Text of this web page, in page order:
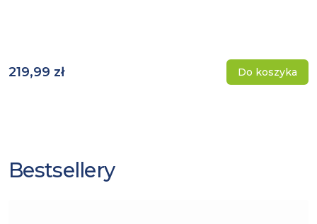
219,99 zł Do koszyka
Bestsellery